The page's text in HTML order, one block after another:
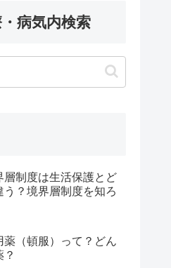
病気内検索
層制度は生活保護とど
う？境界層制度を知ろ
薬（頓服）って？どん
？